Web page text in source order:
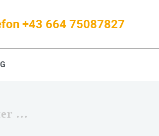
+43 664 75087827
…